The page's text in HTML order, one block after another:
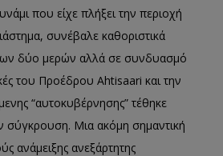
που είχε πλήξει την περιοχή
συνέβαλε καθοριστικά
δύο μερών αλλά σε συνδυασμό
του Προέδρου Ahtisaari και την
“αυτοκυβέρνησης” τέθηκε
σύγκρουση. Μια ακόμη σημαντική
ανάμειξης ανεξάρτητης